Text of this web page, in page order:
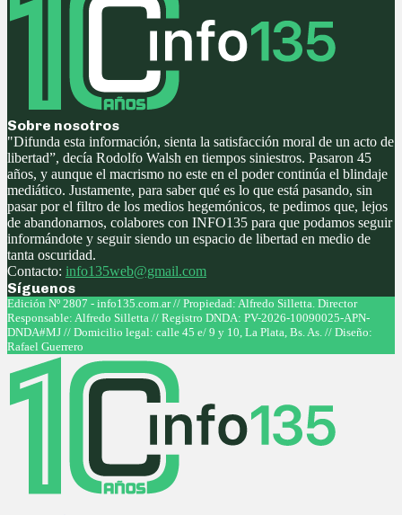
Sobre nosotros
"Difunda esta información, sienta la satisfacción moral de un acto de
libertad”, decía Rodolfo Walsh en tiempos siniestros. Pasaron 45
años, y aunque el macrismo no este en el poder continúa el blindaje
mediático. Justamente, para saber qué es lo que está pasando, sin
pasar por el filtro de los medios hegemónicos, te pedimos que, lejos
de abandonarnos, colabores con INFO135 para que podamos seguir
informándote y seguir siendo un espacio de libertad en medio de
tanta oscuridad.
Contacto: info135web@gmail.com
Síguenos
Facebook
Twitter
Instagram
Youtube
Edición Nº 2807 - info135.com.ar // Propiedad: Alfredo Silletta. Director
Responsable: Alfredo Silletta // Registro DNDA: PV-2026-10090025-APN-
DNDA#MJ // Domicilio legal: calle 45 e/ 9 y 10, La Plata, Bs. As. // Diseño:
Rafael Guerrero